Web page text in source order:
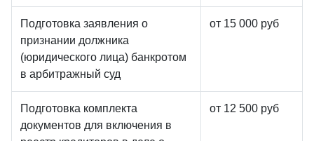
Подготовка заявления о
признании должника
(юридического лица) банкротом
в арбитражный суд
от 15 000 руб
Подготовка комплекта
документов для включения в
от 12 500 руб